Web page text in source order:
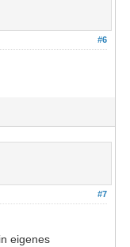
#6
#7
eigenes